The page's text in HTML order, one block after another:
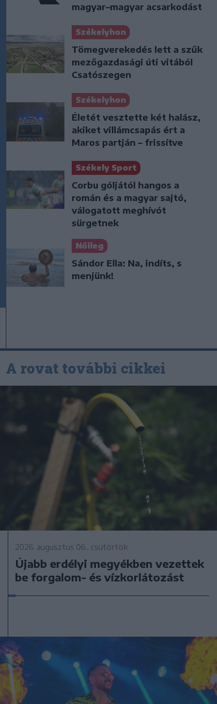
magyar–magyar acsarkodást
Székelyhon
Tömegverekedés lett a szűk
mezőgazdasági úti vitából
Csatószegen
Székelyhon
Életét vesztette két halász,
akiket villámcsapás ért a
Maros partján – frissítve
Székely Sport
Corbu góljától hangos a
román és a magyar sajtó,
válogatott meghívót
sürgetnek
Nőileg
Sándor Ella: Na, indíts, s
menjünk!
A rovat további cikkei
2026. augusztus 06., csütörtök
Újabb erdélyi megyékben vezettek
be forgalom- és vízkorlátozást